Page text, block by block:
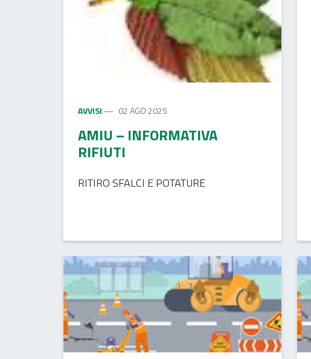
AVVISI 02 AGO 2025
AMIU – INFORMATIVA
RIFIUTI
RITIRO SFALCI E POTATURE